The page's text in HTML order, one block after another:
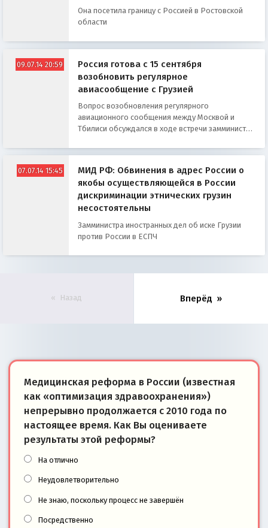
Она посетила границу с Россией в Ростовской
области
09.07.14 20:59
Россия готова с 15 сентября
возобновить регулярное
авиасообщение с Грузией
Вопрос возобновления регулярного
авиационного сообщения между Москвой и
Тбилиси обсуждался в ходе встречи замминистра
07.07.14 15:45
МИД РФ: Обвинения в адрес России о
якобы осуществляющейся в России
дискриминации этнических грузин
несостоятельны
Замминистра иностранных дел об иске Грузии
против России в ЕСПЧ
Назад Вперёд
Медицинская реформа в России (известная
как «оптимизация здравоохранения»)
непрерывно продолжается с 2010 года по
настоящее время. Как Вы оцениваете
результаты этой реформы?
На отлично
Неудовлетворительно
Не знаю, поскольку процесс не завершён
Посредственно